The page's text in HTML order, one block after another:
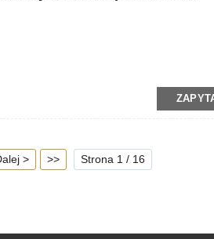
> >> Strona 1 / 16